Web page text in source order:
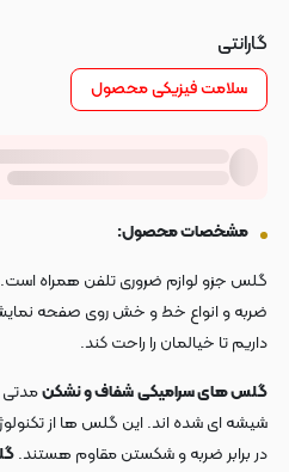
گارانتی
سلامت فیزیکی محصول
مشخصات محصول:
گلس جزو لوازم ضروری تلفن همراه است.
ضربه و انواع خط و خش روی صفحه
داریم تا خیالمان را راحت کند.
گلس های سرامیکیشفاف و نشکن
در برابر ضربه و شکستن مقاوم هستند.